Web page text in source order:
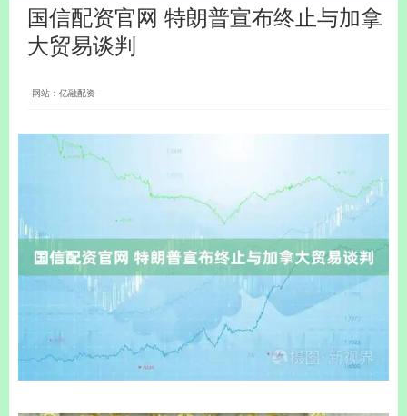
国信配资官网 特朗普宣布终止与加拿
大贸易谈判
网站：亿融配资